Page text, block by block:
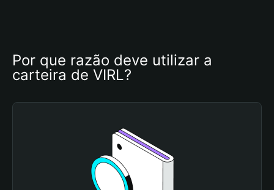
Por que razão deve utilizar a
carteira de VIRL?